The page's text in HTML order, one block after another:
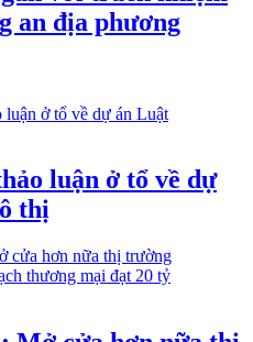
an địa phương
luận ở tổ về dự
thị